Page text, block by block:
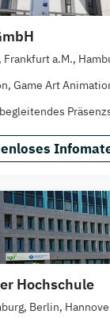
a.M.,
Game Art
Hochschule
Berlin,